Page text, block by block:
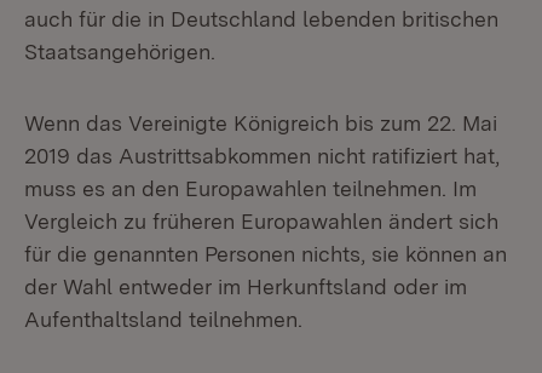
auch für die in Deutschland lebenden britischen
Staatsangehörigen.
Wenn das Vereinigte Königreich bis zum 22. Mai
2019 das Austrittsabkommen nicht ratifiziert hat,
muss es an den Europawahlen teilnehmen. Im
Vergleich zu früheren Europawahlen ändert sich
für die genannten Personen nichts, sie können an
der Wahl entweder im Herkunftsland oder im
Aufenthaltsland teilnehmen.